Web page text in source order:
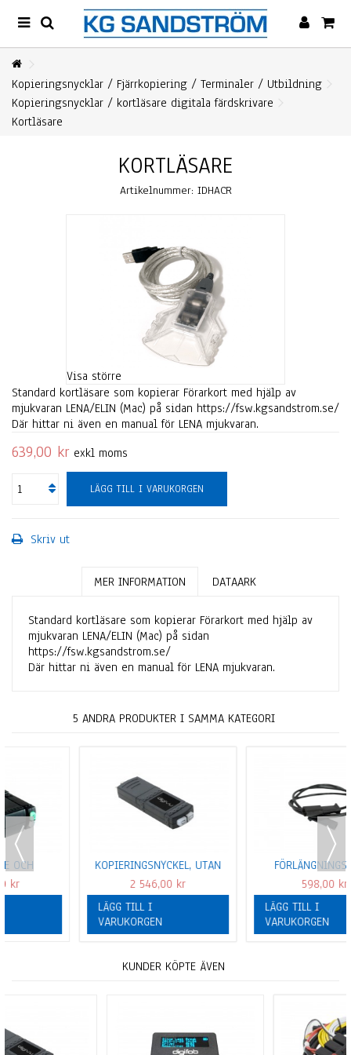
Kopieringsnycklar / Fjärrkopiering / Terminaler / Utbildning
Kopieringsnycklar / kortläsare digitala färdskrivare
Kortläsare
KORTLÄSARE
Artikelnummer: IDHACR
Visa större
Standard kortläsare som kopierar Förarkort med hjälp av
mjukvaran LENA/ELIN (Mac) på sidan https://fsw.kgsandstrom.se/
Där hittar ni även en manual för LENA mjukvaran.
639,00 kr exkl moms
LÄGG TILL I VARUKORGEN
Skriv ut
MER INFORMATION DATAARK
Standard kortläsare som kopierar Förarkort med hjälp av
mjukvaran LENA/ELIN (Mac) på sidan
https://fsw.kgsandstrom.se/
Där hittar ni även en manual för LENA mjukvaran.
5 ANDRA PRODUKTER I SAMMA KATEGORI
KOPIERINGSNYCKEL, UTAN
USB DOCKA, DIGITALA
FÄRDSKRIVARE
FÖRLÄNGNINGSKABEL
DOWNLOADKEY PRO SMART
VDO
KUNDER KÖPTE ÄVEN